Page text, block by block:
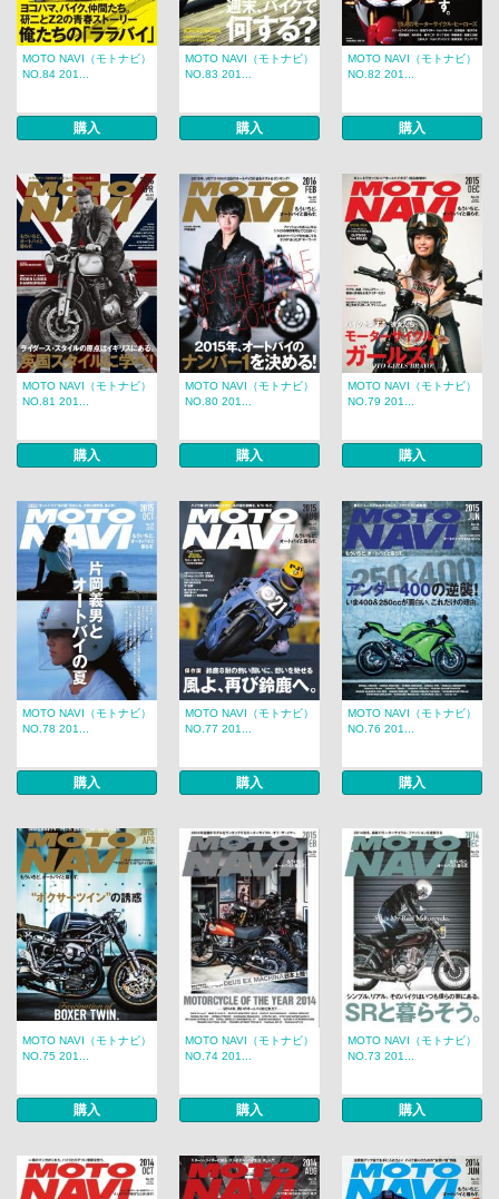
MOTO NAVI（モトナビ）
NO.84 201...
購入
MOTO NAVI（モトナビ）
NO.83 201...
購入
MOTO NAVI（モトナビ）
NO.82 201...
購入
MOTO NAVI（モトナビ）
NO.81 201...
購入
MOTO NAVI（モトナビ）
NO.80 201...
購入
MOTO NAVI（モトナビ）
NO.79 201...
購入
MOTO NAVI（モトナビ）
NO.78 201...
購入
MOTO NAVI（モトナビ）
NO.77 201...
購入
MOTO NAVI（モトナビ）
NO.76 201...
購入
MOTO NAVI（モトナビ）
NO.75 201...
購入
MOTO NAVI（モトナビ）
NO.74 201...
購入
MOTO NAVI（モトナビ）
NO.73 201...
購入